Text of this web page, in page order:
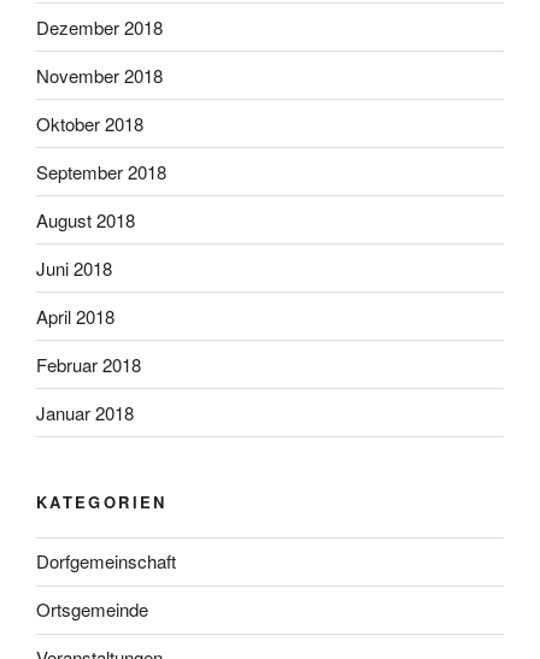
Dezember 2018
November 2018
Oktober 2018
September 2018
August 2018
Juni 2018
April 2018
Februar 2018
Januar 2018
KATEGORIEN
Dorfgemeinschaft
Ortsgemeinde